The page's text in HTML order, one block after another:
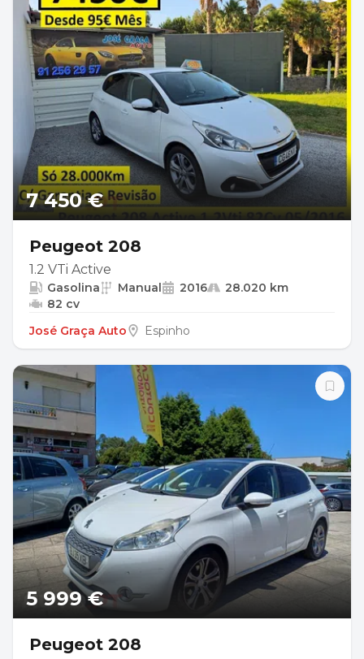
7 450 €
Peugeot 208
1.2 VTi Active
Gasolina Manual 2016
28.020 km
82 cv
José Graça Auto
Espinho
5 999 €
Peugeot 208